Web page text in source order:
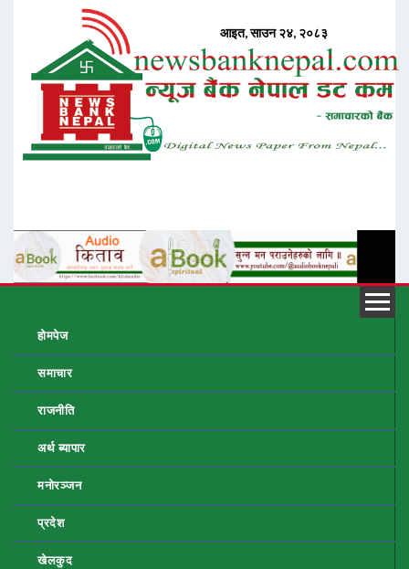
होमपेज
समाचार
राजनीति
अर्थ ब्यापार
मनोरञ्जन
प्रदेश
खेलकुद